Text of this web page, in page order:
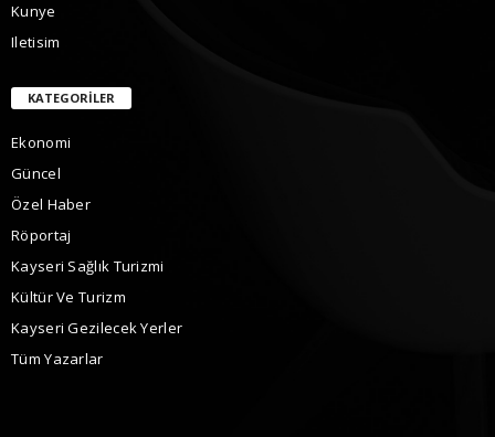
Kunye
Iletisim
KATEGORILER
Ekonomi
Güncel
Özel Haber
Röportaj
Kayseri Sağlık Turizmi
Kültür Ve Turizm
Kayseri Gezilecek Yerler
Tüm Yazarlar